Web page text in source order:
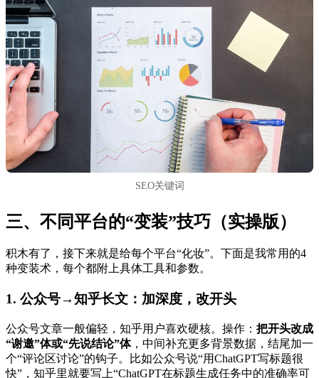
SEO关键词
三、不同平台的“变装”技巧（实操版）
积木有了，接下来就是给每个平台“化妆”。下面是我常用的4
种变装术，每个都附上具体工具和参数。
1. 公众号→知乎长文：加深度，改开头
公众号文章一般偏轻，知乎用户喜欢硬核。操作： 把开头改成
“谢邀”体或“先说结论”体，中间补充更多背景数据，结尾加一
个“评论区讨论”的钩子。比如公众号说“用ChatGPT写标题很
快”，知乎里就要写上“ChatGPT在标题生成任务中的准确率可